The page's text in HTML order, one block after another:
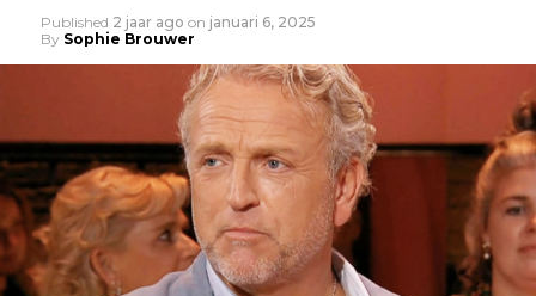
Published 2 jaar ago on januari 6, 2025
By Sophie Brouwer